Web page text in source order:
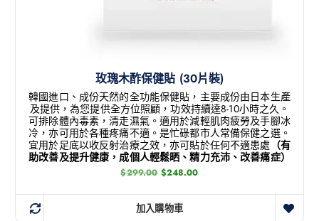
玫瑰木酢保健貼 (30片裝)
韓國進口、成份天然的全功能保健貼，主要成份由日本生產
及提供，為您提供全方位照顧，功效持續達8-10小時之久。
可排除體內毒素，清走濕氣。適用於減輕肌肉疲勞及手腳冰
冷，亦可用於各種疼痛不適。是忙碌都市人常備保健之選。
宜用於足底以收反射治療之效，亦可貼於任何不適患處 （有
助改善及提升健康，成個人輕鬆晒、精力充沛、改善痛症）
$299.00 $248.00
加入購物車